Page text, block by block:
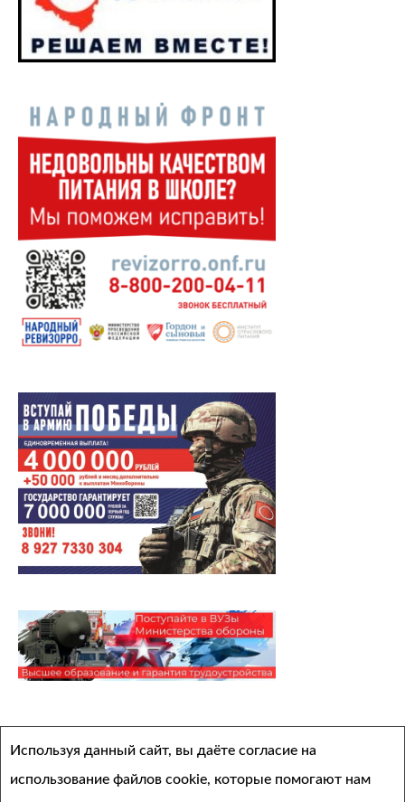
Архивы
Выберите месяц
Используя данный сайт, вы даёте согласие на
использование файлов cookie, которые помогают нам